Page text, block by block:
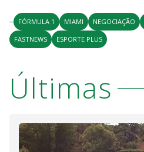
FÓRMULA 1 MIAMI NEGOCIAÇÃO
FASTNEWS
ESPORTE PLUS
Últimas